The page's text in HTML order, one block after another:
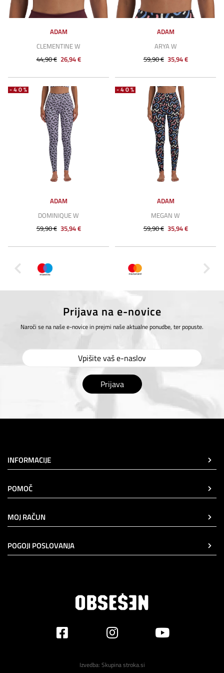
ADAM
CLEMENTINE W
44,90 € 26,94 €
ADAM
ARYA W
59,90 € 35,94 €
-40%
ADAM
DOMINIQUE W
59,90 € 35,94 €
-40%
ADAM
MEGAN W
59,90 € 35,94 €
Prijava na e-novice
Naroči se na naše e-novice in prejmi naše aktualne ponudbe, ter popuste.
Prijava
INFORMACIJE
POMOČ
MOJ RAČUN
POGOJI POSLOVANJA
Izvedba: Skupina stroka.si